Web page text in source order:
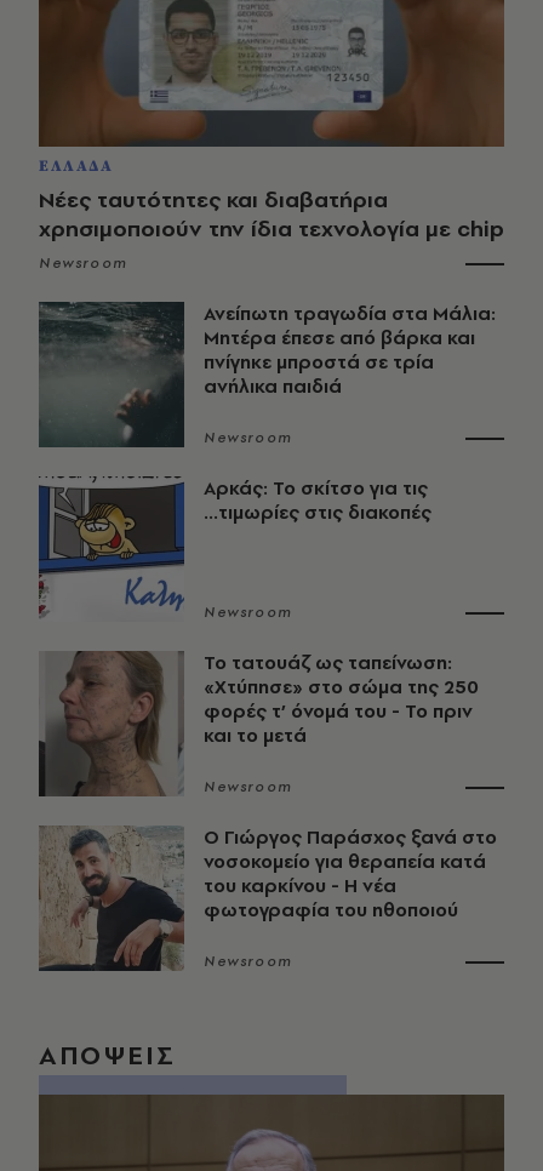
ΕΛΛΑΔΑ
Νέες ταυτότητες και διαβατήρια
χρησιμοποιούν την ίδια τεχνολογία με chip
Newsroom
Ανείπωτη τραγωδία στα Μάλια:
Μητέρα έπεσε από βάρκα και
πνίγηκε μπροστά σε τρία
ανήλικα παιδιά
Newsroom
Αρκάς: Το σκίτσο για τις
...τιμωρίες στις διακοπές
Newsroom
Το τατουάζ ως ταπείνωση:
«Χτύπησε» στο σώμα της 250
φορές τ’ όνομά του - Το πριν
και το μετά
Newsroom
O Γιώργος Παράσχος ξανά στο
νοσοκομείο για θεραπεία κατά
του καρκίνου - Η νέα
φωτογραφία του ηθοποιού
Newsroom
ΑΠΟΨΕΙΣ